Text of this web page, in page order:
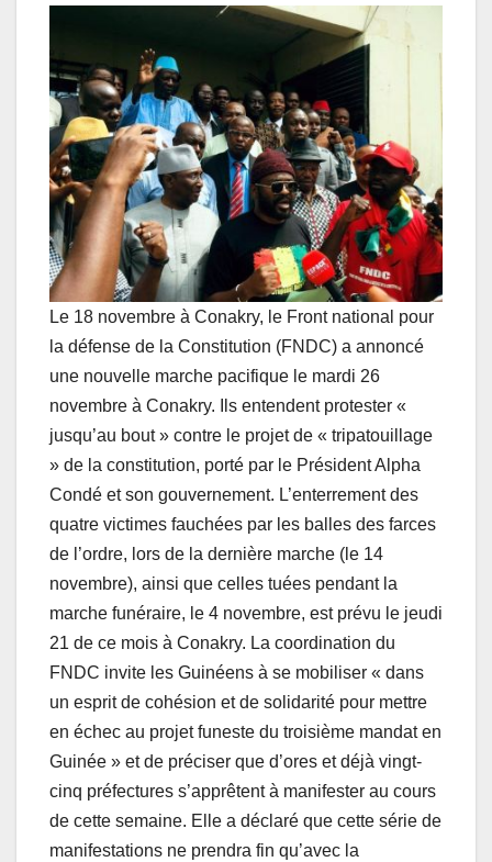
Le 18 novembre à Conakry, le Front national pour
la défense de la Constitution (FNDC) a annoncé
une nouvelle marche pacifique le mardi 26
novembre à Conakry. Ils entendent protester «
jusqu’au bout » contre le projet de « tripatouillage
» de la constitution, porté par le Président Alpha
Condé et son gouvernement. L’enterrement des
quatre victimes fauchées par les balles des farces
de l’ordre, lors de la dernière marche (le 14
novembre), ainsi que celles tuées pendant la
marche funéraire, le 4 novembre, est prévu le jeudi
21 de ce mois à Conakry. La coordination du
FNDC invite les Guinéens à se mobiliser « dans
un esprit de cohésion et de solidarité pour mettre
en échec au projet funeste du troisième mandat en
Guinée » et de préciser que d’ores et déjà vingt-
cinq préfectures s’apprêtent à manifester au cours
de cette semaine. Elle a déclaré que cette série de
manifestations ne prendra fin qu’avec la